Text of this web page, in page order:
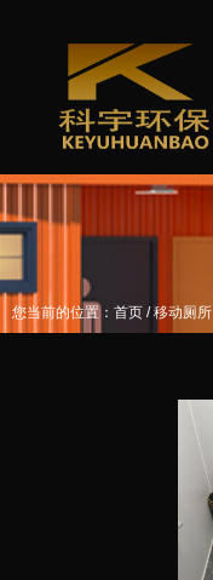
您当前的位置：首页 /移动厕所